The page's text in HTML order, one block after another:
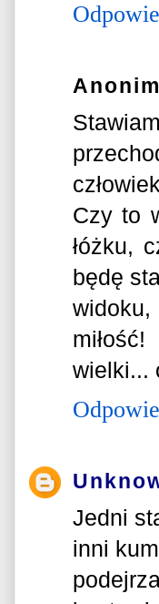
Czy to
łóżku,
będę
wielki...
Jedni
inni